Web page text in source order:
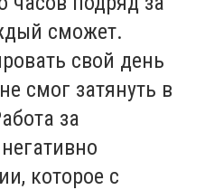
сможет.
свой день
смог затянуть в
за
которое с